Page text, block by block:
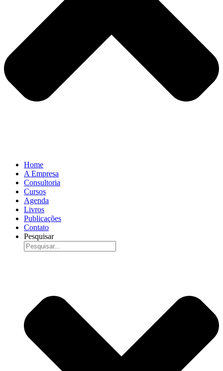
Home
A Empresa
Consultoria
Cursos
Agenda
Livros
Publicações
Contato
Pesquisar